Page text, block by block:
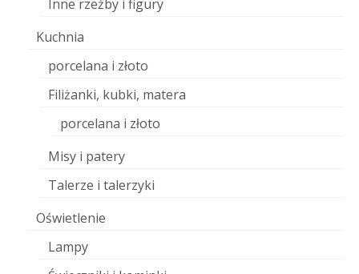
Inne rzeźby i figury
Kuchnia
porcelana i złoto
Filiżanki, kubki, matera
porcelana i złoto
Misy i patery
Talerze i talerzyki
Oświetlenie
Lampy